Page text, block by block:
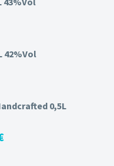
42%Vol
0,5L